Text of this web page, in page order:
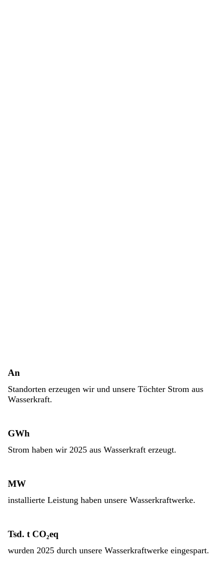
An
Standorten erzeugen wir und unsere Töchter Strom aus
Wasserkraft.
GWh
Strom haben wir 2025 aus Wasserkraft erzeugt.
MW
installierte Leistung haben unsere Wasserkraftwerke.
Tsd. t CO₂eq
wurden 2025 durch unsere Wasserkraftwerke eingespart.